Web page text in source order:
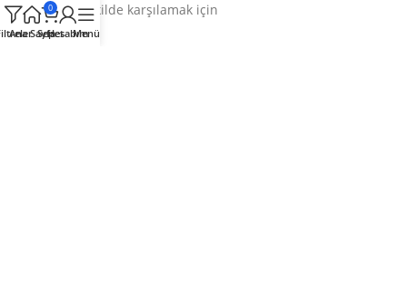
sorunsuz bir şekilde karşılamak için
buradayız.
Ana Sayfa
0
Sepet
Hesabım
Menü